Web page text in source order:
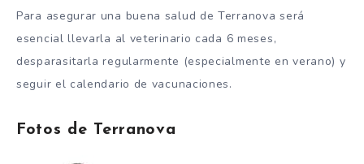
Para asegurar una buena salud de Terranova será
esencial llevarla al veterinario cada 6 meses,
desparasitarla regularmente (especialmente en verano) y
seguir el calendario de vacunaciones.
Fotos de Terranova